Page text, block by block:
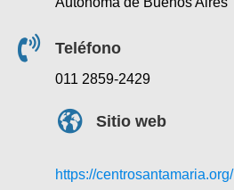
Teléfono
011 2859-2429
Sitio web
https://centrosantamaria.org/